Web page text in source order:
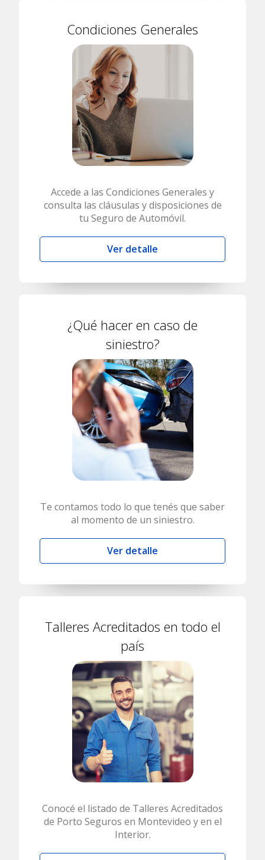
Condiciones Generales
Accede a las Condiciones Generales y
consulta las cláusulas y disposiciones de
tu Seguro de Automóvil.
Ver detalle
¿Qué hacer en caso de
siniestro?
Te contamos todo lo que tenés que saber
al momento de un siniestro.
Ver detalle
Talleres Acreditados en todo el
país
Conocé el listado de Talleres Acreditados
de Porto Seguros en Montevideo y en el
Interior.